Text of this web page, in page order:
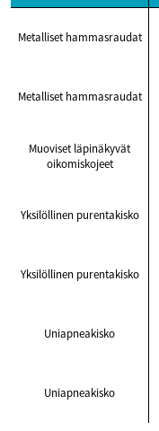
Metalliset hammasraudat
Metalliset hammasraudat
Muoviset läpinäkyvät
oikomiskojeet
Yksilöllinen purentakisko
Yksilöllinen purentakisko
Uniapneakisko
Uniapneakisko